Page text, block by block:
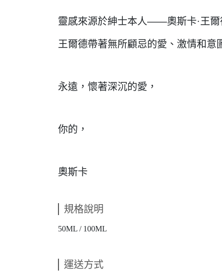
靈感來源於紳士本人——奧斯卡·王
王爾德帶著無所顧忌的愛、激情和意
永遠，懷著深沉的愛，
你的，
奧斯卡
規格說明
50ML / 100ML
運送方式